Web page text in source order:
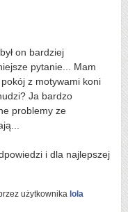
on bardziej
pytanie... Mam
z motywami koni
Ja bardzo
problemy ze
i dla najlepszej
użytkownika lola